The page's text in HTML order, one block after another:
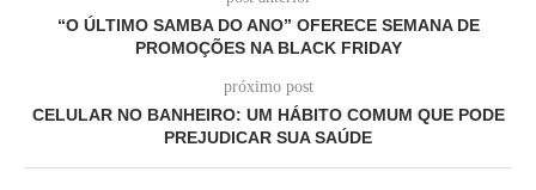
“O ÚLTIMO SAMBA DO ANO” OFERECE SEMANA DE
PROMOÇÕES NA BLACK FRIDAY
próximo post
CELULAR NO BANHEIRO: UM HÁBITO COMUM QUE PODE
PREJUDICAR SUA SAÚDE